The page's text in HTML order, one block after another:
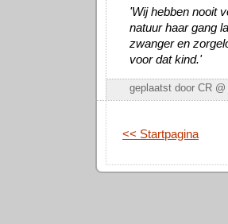
'Wij hebben nooit
natuur haar gang
zwanger en
voor dat kind.'
geplaatst door CR @
<< Startpagina